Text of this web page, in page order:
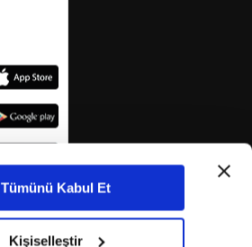
Tümünü Kabul Et
Kişiselleştir